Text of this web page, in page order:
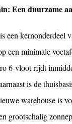
Een duurzame
een kernonderdeel
een minimale
6-vloot rijdt
is de
warehouse is
grootschalig